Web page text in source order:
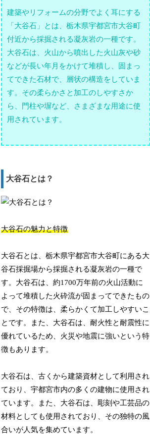
建築やリフォームの分野でよく耳にする
「大谷石」とは、栃木県宇都宮市大谷町
付近から採掘される凝灰岩の一種です。
大谷石は、火山から噴出した火山灰や砂
などが長い年月をかけて堆積し、固まっ
てできた石材で、層状の構造をしていま
す。その柔らかさと加工のしやすさか
ら、門柱や塀など、さまざまな用途に使
用されています。
大谷石とは？
大谷石の魅力と特徴
大谷石とは、栃木県宇都宮市大谷町にある大
谷石採掘場から採掘される凝灰岩の一種で
す。大谷石は、約1700万年前の火山活動に
よって堆積した火砕流が固まってできたもの
で、その特徴は、柔らかくて加工しやすいこ
とです。また、大谷石は、耐火性と耐震性に
優れているため、火災や地震に強いという特
徴もあります。
大谷石は、古くから建築資材として利用され
ており、宇都宮市内の多くの建物に使用され
ています。また、大谷石は、彫刻や工芸品の
材料としても使用されており、その独特の風
合いが人気を集めています。